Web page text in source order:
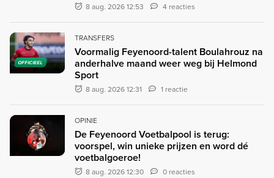
8 aug. 2026 12:53 4 reacties
OFFICIEEL
TRANSFERS
Voormalig Feyenoord-talent Boulahrouz na
anderhalve maand weer weg bij Helmond
Sport
8 aug. 2026 12:31 1 reactie
OPINIE
De Feyenoord Voetbalpool is terug:
voorspel, win unieke prijzen en word dé
voetbalgoeroe!
8 aug. 2026 12:30 0 reacties